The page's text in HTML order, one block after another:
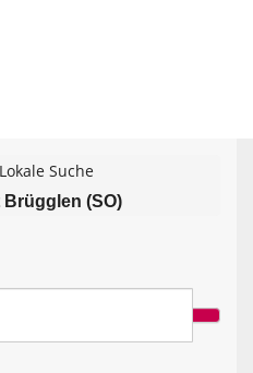
Lokale Suche
Brügglen (SO)